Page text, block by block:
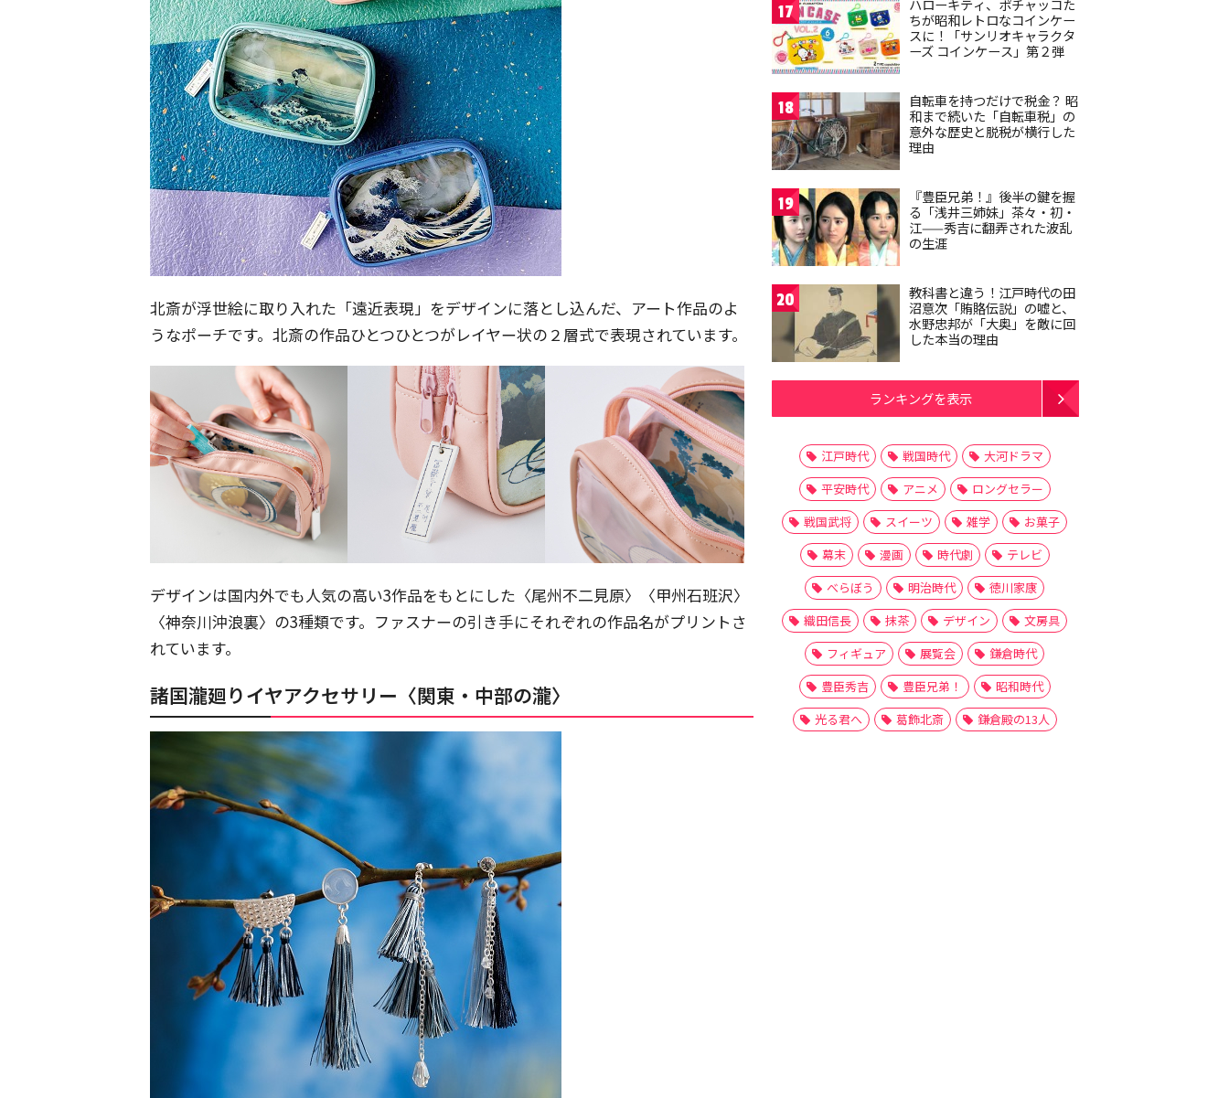
北斎が浮世絵に取り入れた「遠近表現」をデザインに落とし込んだ、アート作品のよ
うなポーチです。北斎の作品ひとつひとつがレイヤー状の２層式で表現されています。
デザインは国内外でも人気の高い3作品をもとにした〈尾州不二見原〉〈甲州石班沢〉
〈神奈川沖浪裏〉の3種類です。ファスナーの引き手にそれぞれの作品名がプリントさ
れています。
諸国瀧廻りイヤアクセサリー〈関東・中部の瀧〉
17
ハローキティ、ポチャッコた
ちが昭和レトロなコインケー
スに！「サンリオキャラクタ
ーズ コインケース」第２弾
18
自転車を持つだけで税金？ 昭
和まで続いた「自転車税」の
意外な歴史と脱税が横行した
理由
19
『豊臣兄弟！』後半の鍵を握
る「浅井三姉妹」茶々・初・
江——秀吉に翻弄された波乱
の生涯
20
教科書と違う！江戸時代の田
沼意次「賄賂伝説」の嘘と、
水野忠邦が「大奥」を敵に回
した本当の理由
ランキングを表示
江戸時代 戦国時代
大河ドラマ
平安時代
アニメ
ロングセラー
戦国武将
スイーツ 雑学
お菓子
幕末
漫画 時代劇
テレビ
べらぼう
明治時代
徳川家康
織田信長
抹茶 デザイン
文房具
フィギュア
展覧会
鎌倉時代
豊臣秀吉
豊臣兄弟！
昭和時代
光る君へ
葛飾北斎 鎌倉殿の13人